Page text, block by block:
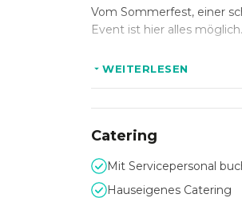
Vom Sommerfest, einer
Event ist hier alles möglich.
Die Lage
Kongresszentrum
Das Eventteam freut sich
WEITERLESEN
Catering
Mit Servicepersonal
Hauseigenes Catering